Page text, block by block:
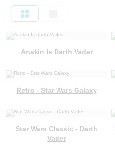
Anakin Is Darth Vader
Retro - Star Wars Galaxy
Star Wars Classic - Darth
Vader